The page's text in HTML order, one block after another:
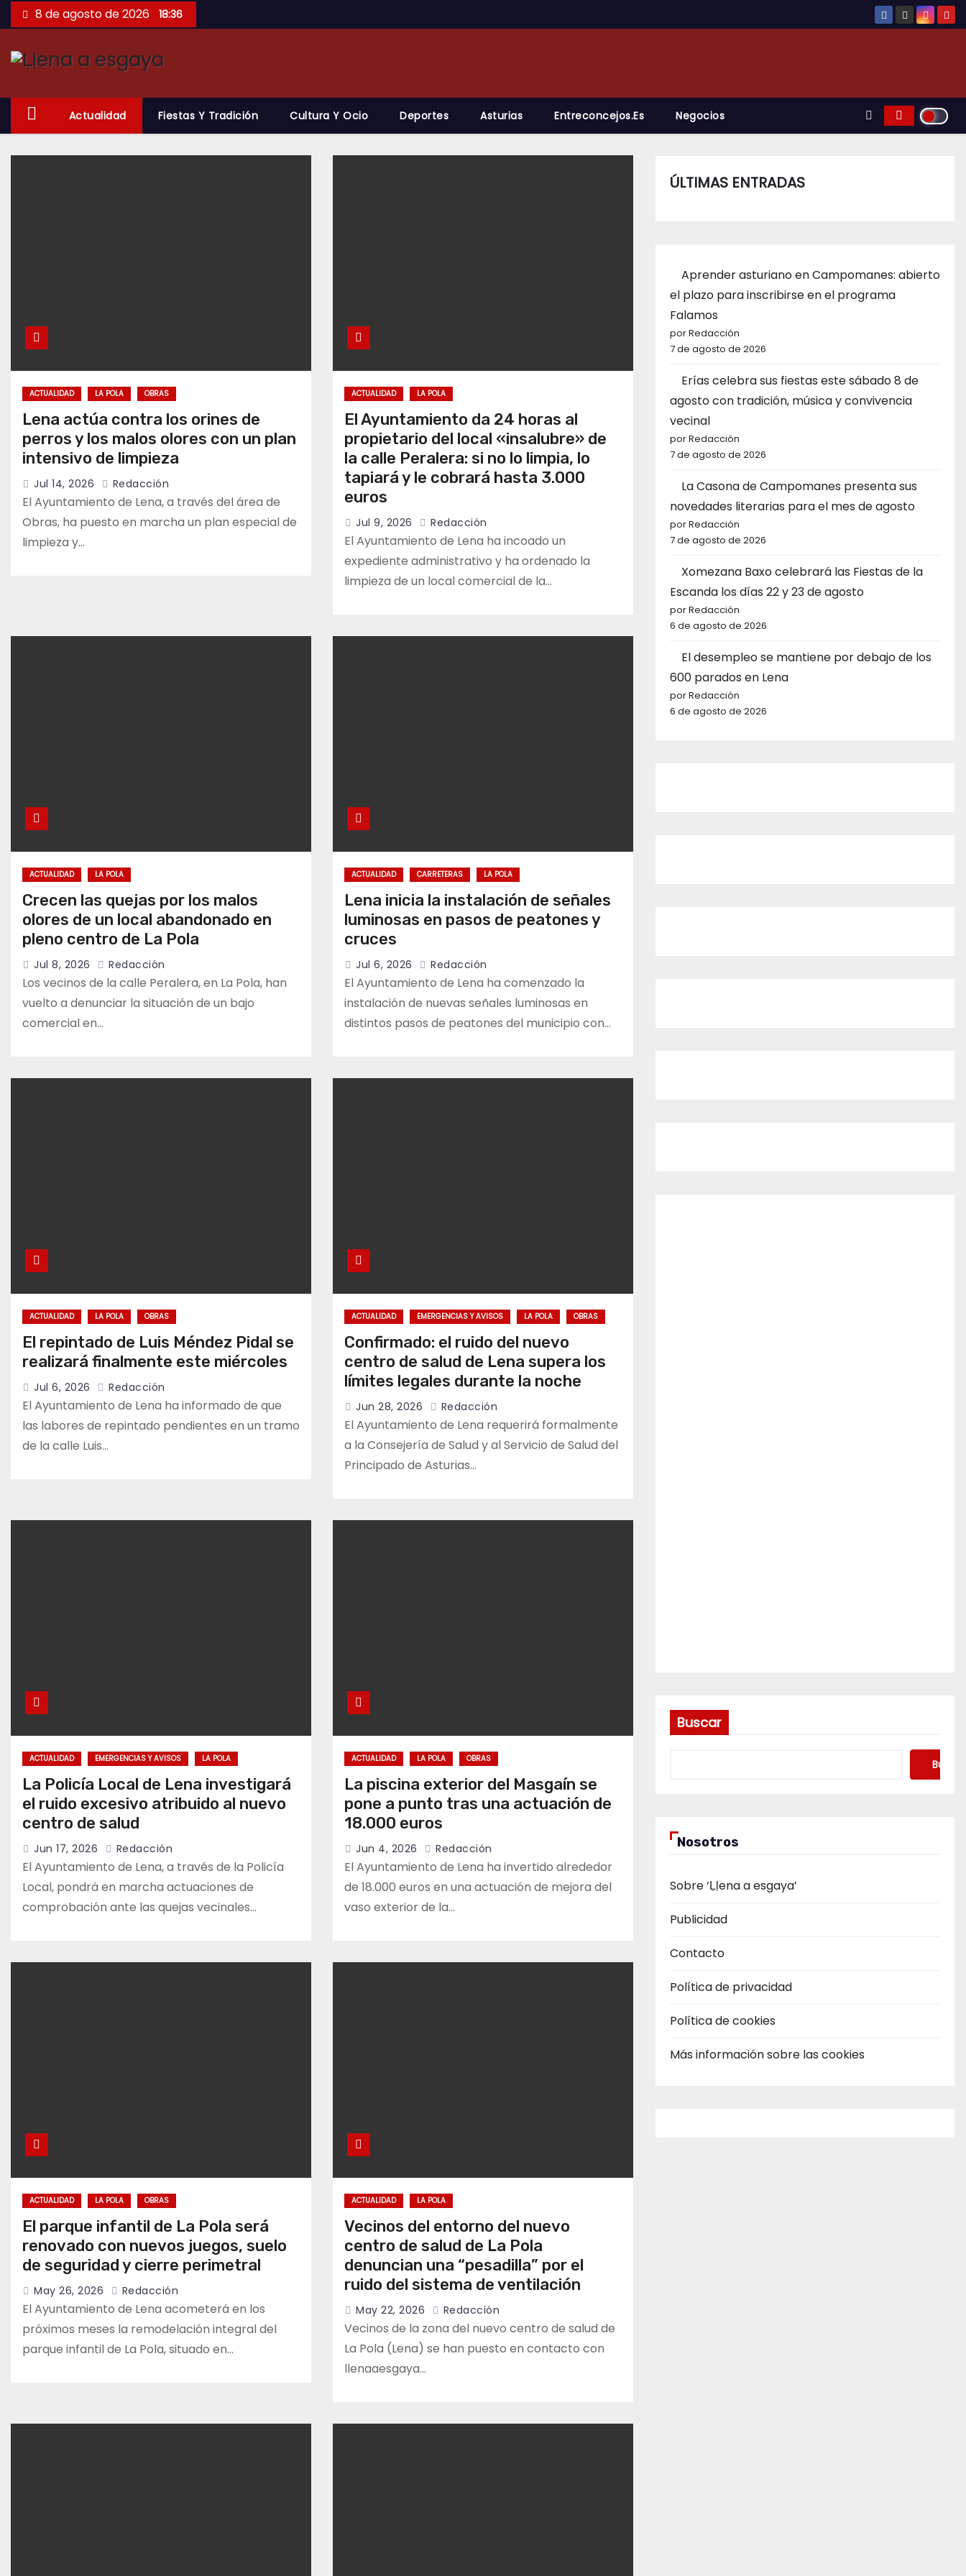
Saltar
al
contenido
8 de agosto de 2026 18:36
Actualidad Fiestas Y Tradición Cultura Y Ocio Deportes Asturias Entreconcejos.es Negocios
ACTUALIDAD LA POLA OBRAS
Lena actúa contra los orines de
perros y los malos olores con un plan
intensivo de limpieza
Jul 14, 2026 Redacción
El Ayuntamiento de Lena, a través del área de
Obras, ha puesto en marcha un plan especial de
limpieza y…
ACTUALIDAD LA POLA
El Ayuntamiento da 24 horas al
propietario del local «insalubre» de
la calle Peralera: si no lo limpia, lo
tapiará y le cobrará hasta 3.000
euros
Jul 9, 2026 Redacción
El Ayuntamiento de Lena ha incoado un
expediente administrativo y ha ordenado la
limpieza de un local comercial de la…
ACTUALIDAD LA POLA
Crecen las quejas por los malos
olores de un local abandonado en
pleno centro de La Pola
Jul 8, 2026 Redacción
Los vecinos de la calle Peralera, en La Pola, han
vuelto a denunciar la situación de un bajo
comercial en…
ACTUALIDAD CARRETERAS LA POLA
Lena inicia la instalación de señales
luminosas en pasos de peatones y
cruces
Jul 6, 2026 Redacción
El Ayuntamiento de Lena ha comenzado la
instalación de nuevas señales luminosas en
distintos pasos de peatones del municipio con…
ACTUALIDAD LA POLA OBRAS
El repintado de Luis Méndez Pidal se
realizará finalmente este miércoles
Jul 6, 2026 Redacción
El Ayuntamiento de Lena ha informado de que
las labores de repintado pendientes en un tramo
de la calle Luis…
ACTUALIDAD EMERGENCIAS Y AVISOS LA POLA OBRAS
Confirmado: el ruido del nuevo
centro de salud de Lena supera los
límites legales durante la noche
Jun 28, 2026 Redacción
El Ayuntamiento de Lena requerirá formalmente
a la Consejería de Salud y al Servicio de Salud del
Principado de Asturias…
ACTUALIDAD EMERGENCIAS Y AVISOS LA POLA
La Policía Local de Lena investigará
el ruido excesivo atribuido al nuevo
centro de salud
Jun 17, 2026 Redacción
El Ayuntamiento de Lena, a través de la Policía
Local, pondrá en marcha actuaciones de
comprobación ante las quejas vecinales…
ACTUALIDAD LA POLA OBRAS
La piscina exterior del Masgaín se
pone a punto tras una actuación de
18.000 euros
Jun 4, 2026 Redacción
El Ayuntamiento de Lena ha invertido alrededor
de 18.000 euros en una actuación de mejora del
vaso exterior de la…
ACTUALIDAD LA POLA OBRAS
El parque infantil de La Pola será
renovado con nuevos juegos, suelo
de seguridad y cierre perimetral
May 26, 2026 Redacción
El Ayuntamiento de Lena acometerá en los
próximos meses la remodelación integral del
parque infantil de La Pola, situado en…
ACTUALIDAD LA POLA
Vecinos del entorno del nuevo
centro de salud de La Pola
denuncian una “pesadilla” por el
ruido del sistema de ventilación
May 22, 2026 Redacción
Vecinos de la zona del nuevo centro de salud de
La Pola (Lena) se han puesto en contacto con
llenaaesgaya…
ÚLTIMAS ENTRADAS
Aprender asturiano en Campomanes: abierto
el plazo para inscribirse en el programa
Falamos
por Redacción
7 de agosto de 2026
Erías celebra sus fiestas este sábado 8 de
agosto con tradición, música y convivencia
vecinal
por Redacción
7 de agosto de 2026
La Casona de Campomanes presenta sus
novedades literarias para el mes de agosto
por Redacción
7 de agosto de 2026
Xomezana Baxo celebrará las Fiestas de la
Escanda los días 22 y 23 de agosto
por Redacción
6 de agosto de 2026
El desempleo se mantiene por debajo de los
600 parados en Lena
por Redacción
6 de agosto de 2026
Buscar
Buscar
Nosotros
Sobre ‘Ḷḷena a esgaya’
Publicidad
Contacto
Política de privacidad
Política de cookies
Más información sobre las cookies